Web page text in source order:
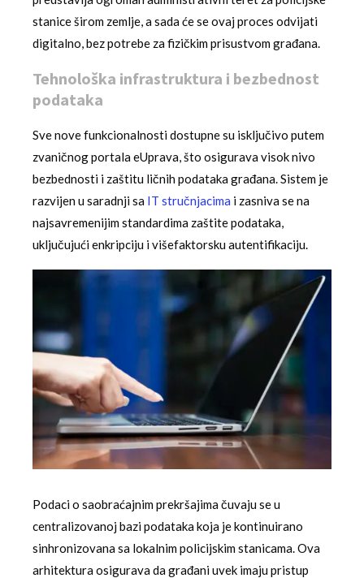
stanice širom zemlje, a sada će se ovaj proces odvijati
digitalno, bez potrebe za fizičkim prisustvom građana.
Tehnološka infrastruktura i bezbednost
podataka
Sve nove funkcionalnosti dostupne su isključivo putem
zvaničnog portala eUprava, što osigurava visok nivo
bezbednosti i zaštitu ličnih podataka građana. Sistem je
razvijen u saradnji sa IT stručnjacima i zasniva se na
najsavremenijim standardima zaštite podataka,
uključujući enkripciju i višefaktorsku autentifikaciju.
Podaci o saobraćajnim prekršajima čuvaju se u
centralizovanoj bazi podataka koja je kontinuirano
sinhronizovana sa lokalnim policijskim stanicama. Ova
arhitektura osigurava da građani uvek imaju pristup